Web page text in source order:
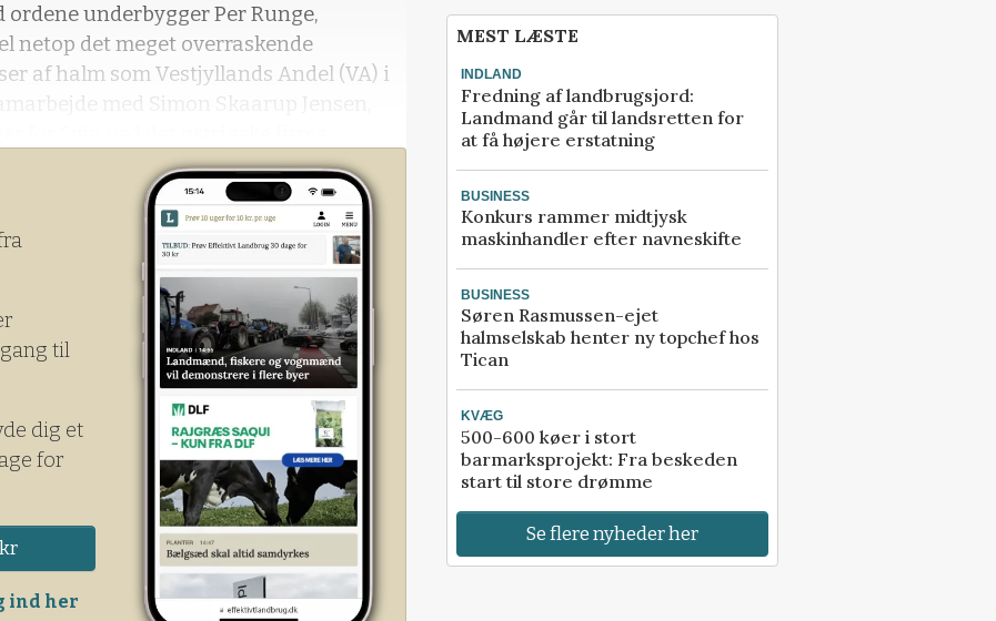
underbygger Per Runge,
netop det meget overraskende
af halm som Vestjyllands Andel (VA) i
med Simon Skaarup Jensen,
tørre vækstsæson og høst res
til
dig et
for
ind her
MEST LÆSTE
INDLAND
Fredning af landbrugsjord:
Landmand går til landsretten for
at få højere erstatning
BUSINESS
Konkurs rammer midtjysk
maskinhandler efter navneskifte
BUSINESS
Søren Rasmussen-ejet
halmselskab henter ny topchef hos
Tican
KVÆG
500-600 køer i stort
barmarksprojekt: Fra beskeden
start til store drømme
Se flere nyheder her